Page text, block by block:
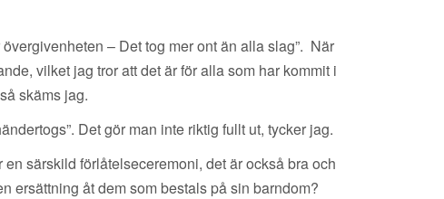
– Det tog mer ont än alla slag”. När
vilket jag tror att det är för alla som har kommit i
skäms jag.
Det gör man inte riktig fullt ut, tycker jag.
särskild förlåtelseceremoni, det är också bra och
ersättning åt dem som bestals på sin barndom?